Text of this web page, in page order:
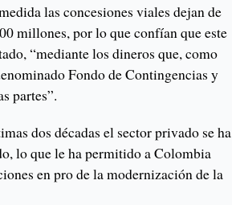
las concesiones viales dejan de
millones, por lo que confían que este
“mediante los dineros que, como
Fondo de Contingencias y
partes”.
dos décadas el sector privado se ha
lo que le ha permitido a Colombia
en pro de la modernización de la